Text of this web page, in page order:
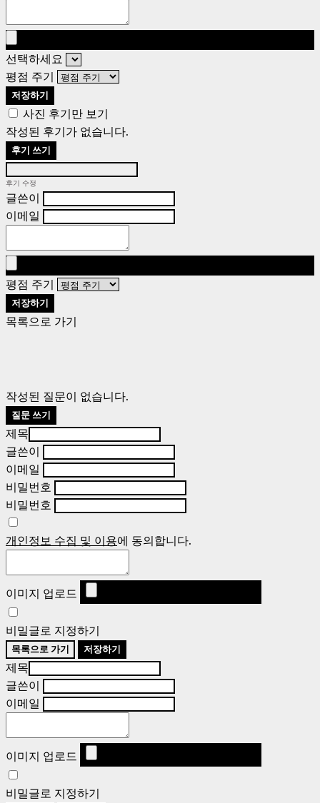
선택하세요
평점 주기
저장하기
사진 후기만 보기
작성된 후기가 없습니다.
후기 쓰기
후기 수정
글쓴이
이메일
평점 주기
저장하기
목록으로 가기
작성된 질문이 없습니다.
질문 쓰기
제목
글쓴이
이메일
비밀번호
비밀번호
개인정보 수집 및 이용에 동의합니다.
이미지 업로드
비밀글로 지정하기
목록으로 가기 저장하기
제목
글쓴이
이메일
이미지 업로드
비밀글로 지정하기